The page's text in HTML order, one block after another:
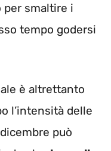
per smaltire i
tempo godersi
è altrettanto
l’intensità delle
può